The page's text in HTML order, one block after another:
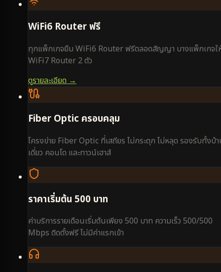
WiFi6 Router ฟรี
ทุกแพ็กเกจยืม WiFi6 Router ฟรีตลอดสัญญา บางแพ็กเกจใ
WiFi7 Router 2 ตัว
ดูรายละเอียด →
Fiber Optic ครอบคลุม
โครงข่าย Fiber Optic ที่เสถียร ไม่กระตุก ไม่หลุด รองรับทั้งบ้
เดี่ยว คอนโด และทาวน์เฮาส์
ราคาเริ่มต้น 500 บาท
ค่าบริการรายเดือนเริ่มต้นเพียง 500 บาท ความเร็ว 500/500
Mbps ติดตั้งฟรี ไม่มีค่าแรกเข้า